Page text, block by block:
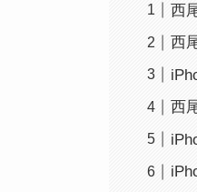
西
西
西